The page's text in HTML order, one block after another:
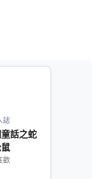
誌
話之蛇
歡